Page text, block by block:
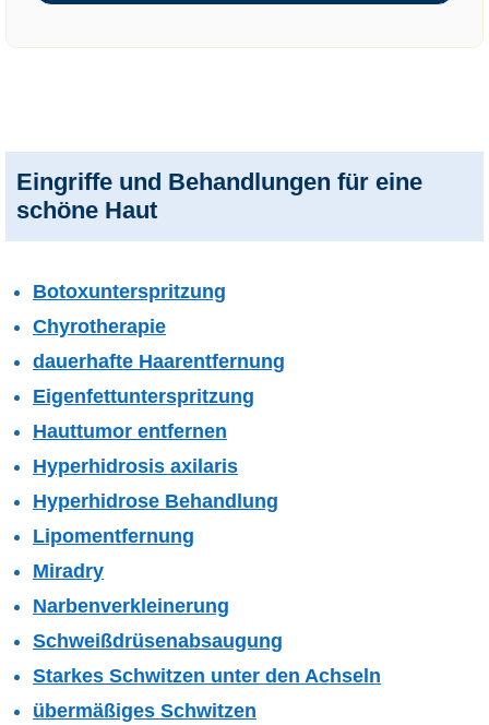
Eingriffe und Behandlungen für eine
schöne Haut
Botoxunterspritzung
Chyrotherapie
dauerhafte Haarentfernung
Eigenfettunterspritzung
Hauttumor entfernen
Hyperhidrosis axilaris
Hyperhidrose Behandlung
Lipomentfernung
Miradry
Narbenverkleinerung
Schweißdrüsenabsaugung
Starkes Schwitzen unter den Achseln
übermäßiges Schwitzen